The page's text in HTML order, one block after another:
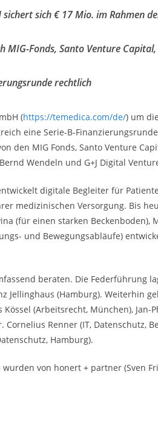
sich € 17 Mio. im Rahmen
Fonds, Santo Venture
rechtlich
(https://temedica.com/de/) um
eine Serie-B-
den MIG Fonds, Santo Venture
Wendeln und G+J Digital
digitale Begleiter für
medizinischen Versorgung. Bis
(für einen starken Beckenboden),
und Bewegungsabläufe)
beraten. Die Federführung
Jellinghaus (Hamburg). Weiterhin
(Arbeitsrecht, München), Jan-
Cornelius Renner (IT, Datenschutz,
Hamburg).
von honert + partner (Sven